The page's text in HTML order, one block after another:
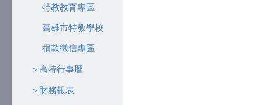
特教教育專區
高雄市特教學校
捐款徵信專區
＞高特行事曆
＞財務報表